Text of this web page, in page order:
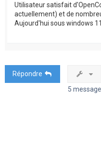
Utilisateur satisfait
actuellement) et de
Aujourd'hui sous windows 11,
Répondre
5